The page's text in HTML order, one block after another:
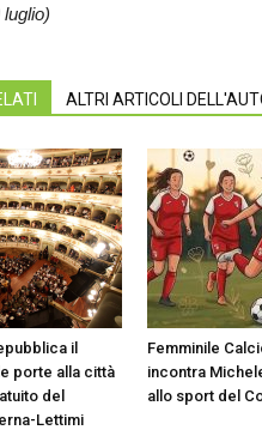
luglio)
ALTRI ARTICOLI
il
porte alla città
del
Lettimi
Femminile
incontra
allo sport del